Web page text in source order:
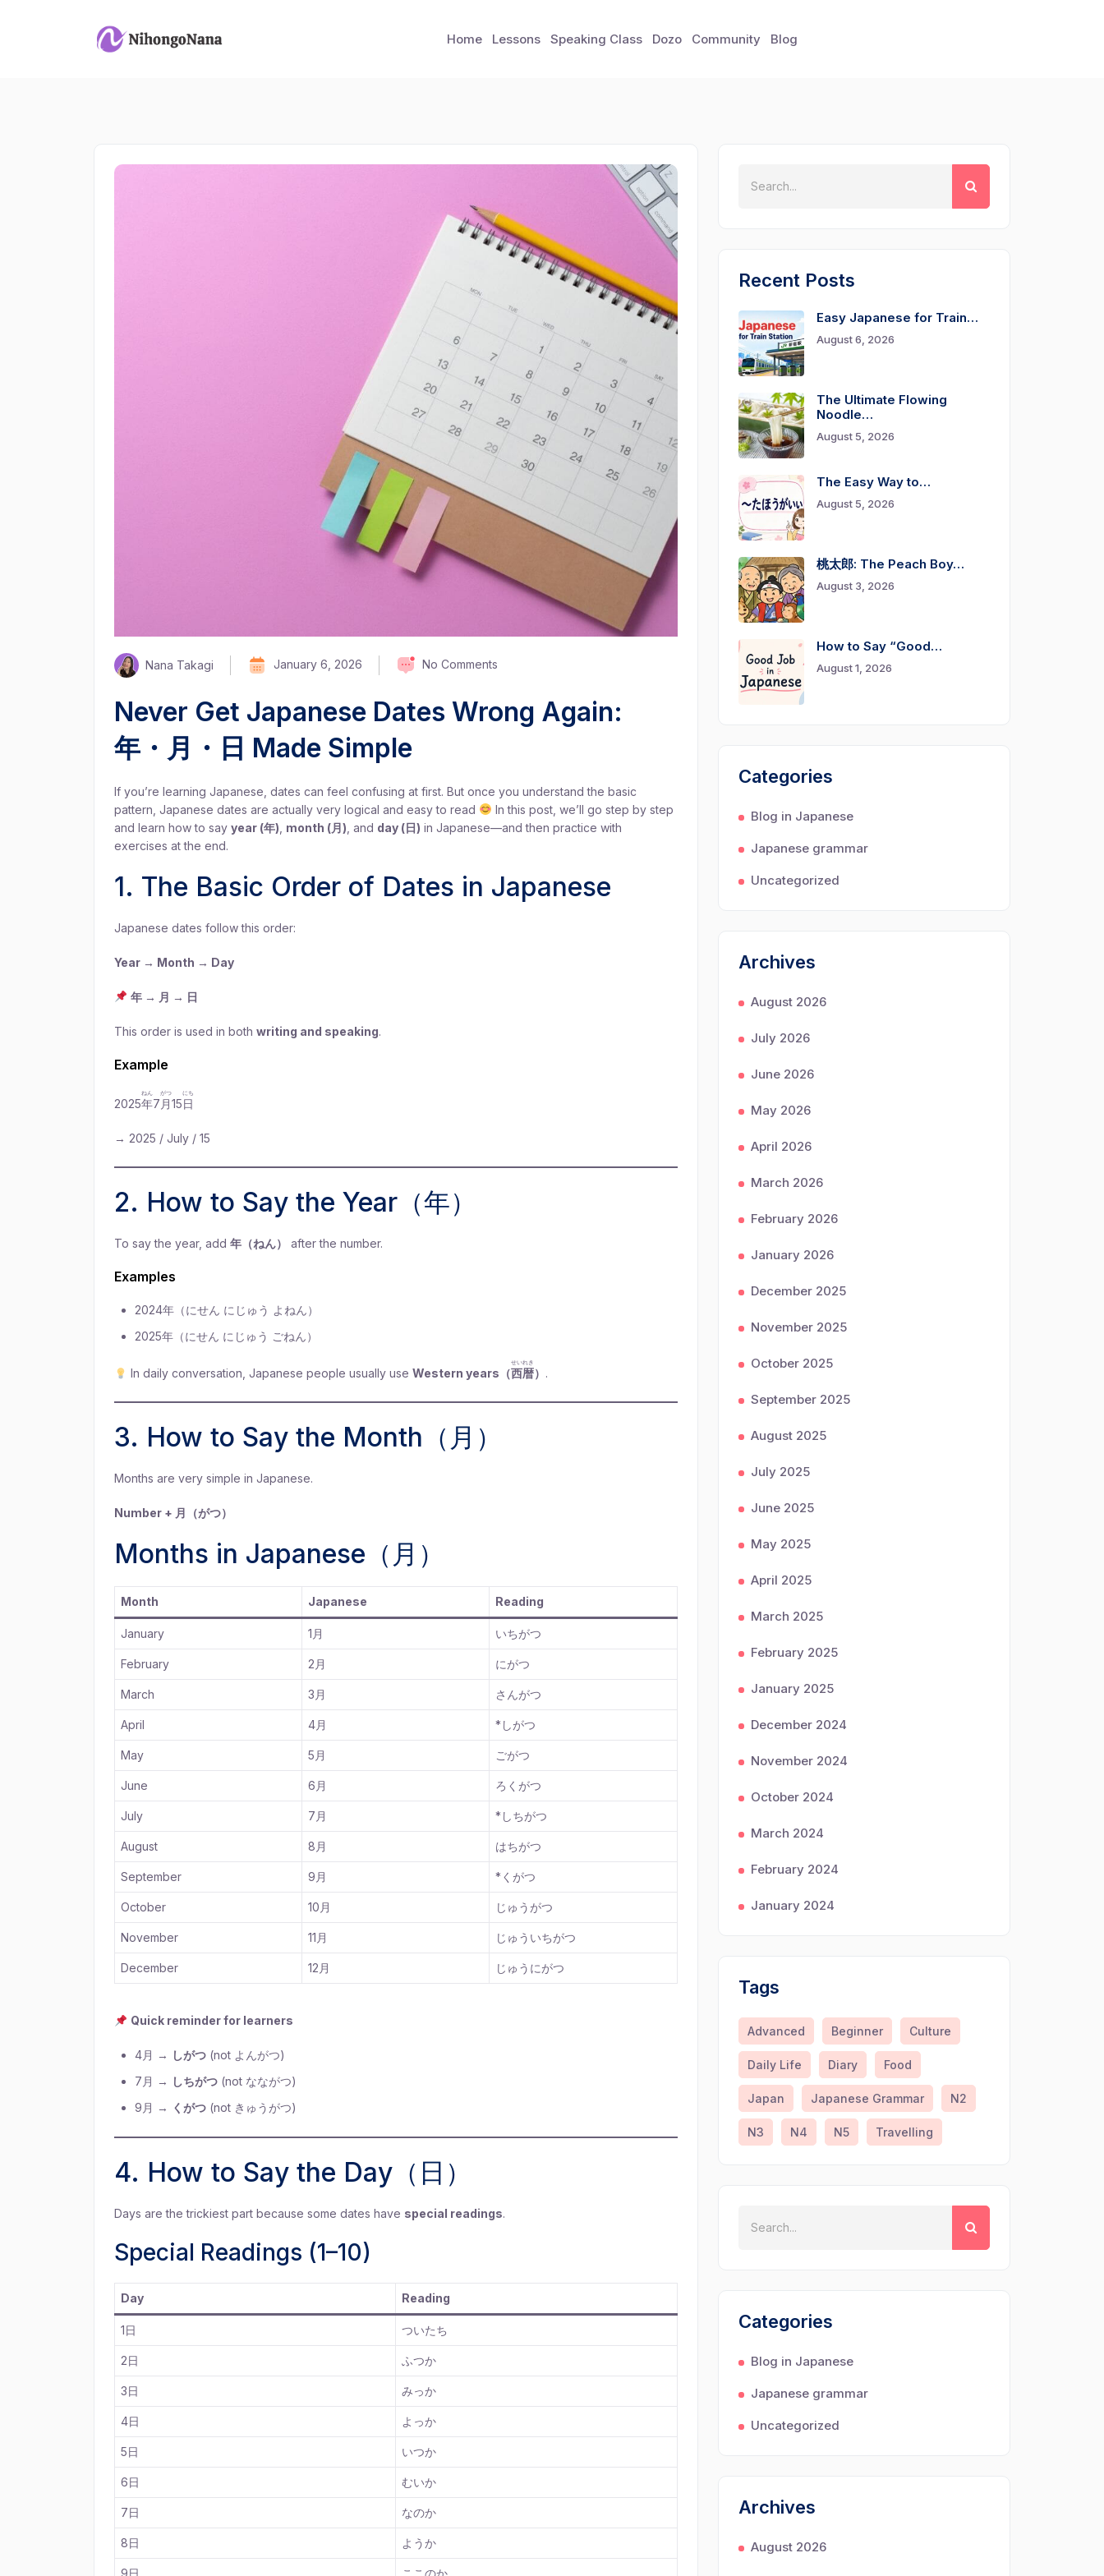
Home Lessons Speaking Class Dozo Community Blog
Nana Takagi January 6, 2026 No Comments
Never Get Japanese Dates Wrong Again:
年・月・日 Made Simple
If you’re learning Japanese, dates can feel confusing at first. But once you understand the basic
pattern, Japanese dates are actually very logical and easy to read
In this post, we’ll go step by step
and learn how to say year (年) month (月) , and day (日) in Japanese—and then practice with
exercises at the end.
1. The Basic Order of Dates in Japanese
Japanese dates follow this order:
Year → Month → Day
年 → 月 → 日
This order is used in both writing and speaking.
Example
2025年
ねん
7 月
がつ
15日
にち
→ 2025 / July / 15
2. How to Say the Year（年）
To say the year, add 年（ねん） after the number.
Examples
2024年（にせん にじゅう よねん）
2025年（にせん にじゅう ごねん）
In daily conversation, Japanese people usually use Western years（西暦
せいれき
） .
3. How to Say the Month（月）
Months are very simple in Japanese.
Number + 月（がつ）
Months in Japanese（月）
Month Japanese Reading
January 1月 いちがつ
February 2月 にがつ
March 3月 さんがつ
April 4月 *しがつ
May 5月 ごがつ
June 6月 ろくがつ
July 7月 *しちがつ
August 8月 はちがつ
September 9月 *くがつ
October 10月 じゅうがつ
November 11月 じゅういちがつ
December 12月 じゅうにがつ
Quick reminder for learners
4月 → しがつ (not よんがつ)
7月 → しちがつ (not なながつ)
9月 → くがつ (not きゅうがつ)
4. How to Say the Day（日）
Days are the trickiest part because some dates have special readings.
Special Readings (1–10)
Day Reading
1日 ついたち
2日 ふつか
3日 みっか
4日 よっか
5日 いつか
6日 むいか
7日 なのか
8日 ようか
9日 ここのか
Recent Posts
Easy Japanese for Train…
August 6, 2026
The Ultimate Flowing
Noodle…
August 5, 2026
The Easy Way to…
August 5, 2026
桃太郎: The Peach Boy…
August 3, 2026
How to Say “Good…
August 1, 2026
Categories
Blog in Japanese
Japanese grammar
Uncategorized
Archives
August 2026
July 2026
June 2026
May 2026
April 2026
March 2026
February 2026
January 2026
December 2025
November 2025
October 2025
September 2025
August 2025
July 2025
June 2025
May 2025
April 2025
March 2025
February 2025
January 2025
December 2024
November 2024
October 2024
March 2024
February 2024
January 2024
Tags
Advanced Beginner Culture
Daily Life Diary Food
Japan Japanese Grammar N2
N3 N4 N5 Travelling
Categories
Blog in Japanese
Japanese grammar
Uncategorized
Archives
August 2026